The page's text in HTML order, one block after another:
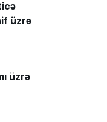
üzrə
üzrə